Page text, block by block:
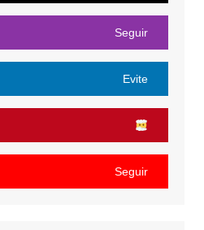
Seguir
Evite
Seguir